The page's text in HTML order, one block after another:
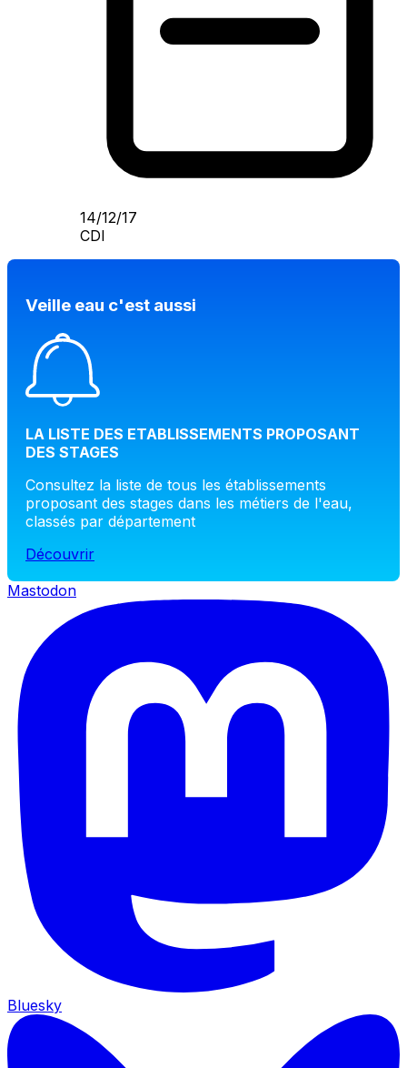
14/12/17
CDI
Veille eau c'est aussi
LA LISTE DES ETABLISSEMENTS PROPOSANT
DES STAGES
Consultez la liste de tous les établissements
proposant des stages dans les métiers de l'eau,
classés par département
Découvrir
Mastodon
Bluesky